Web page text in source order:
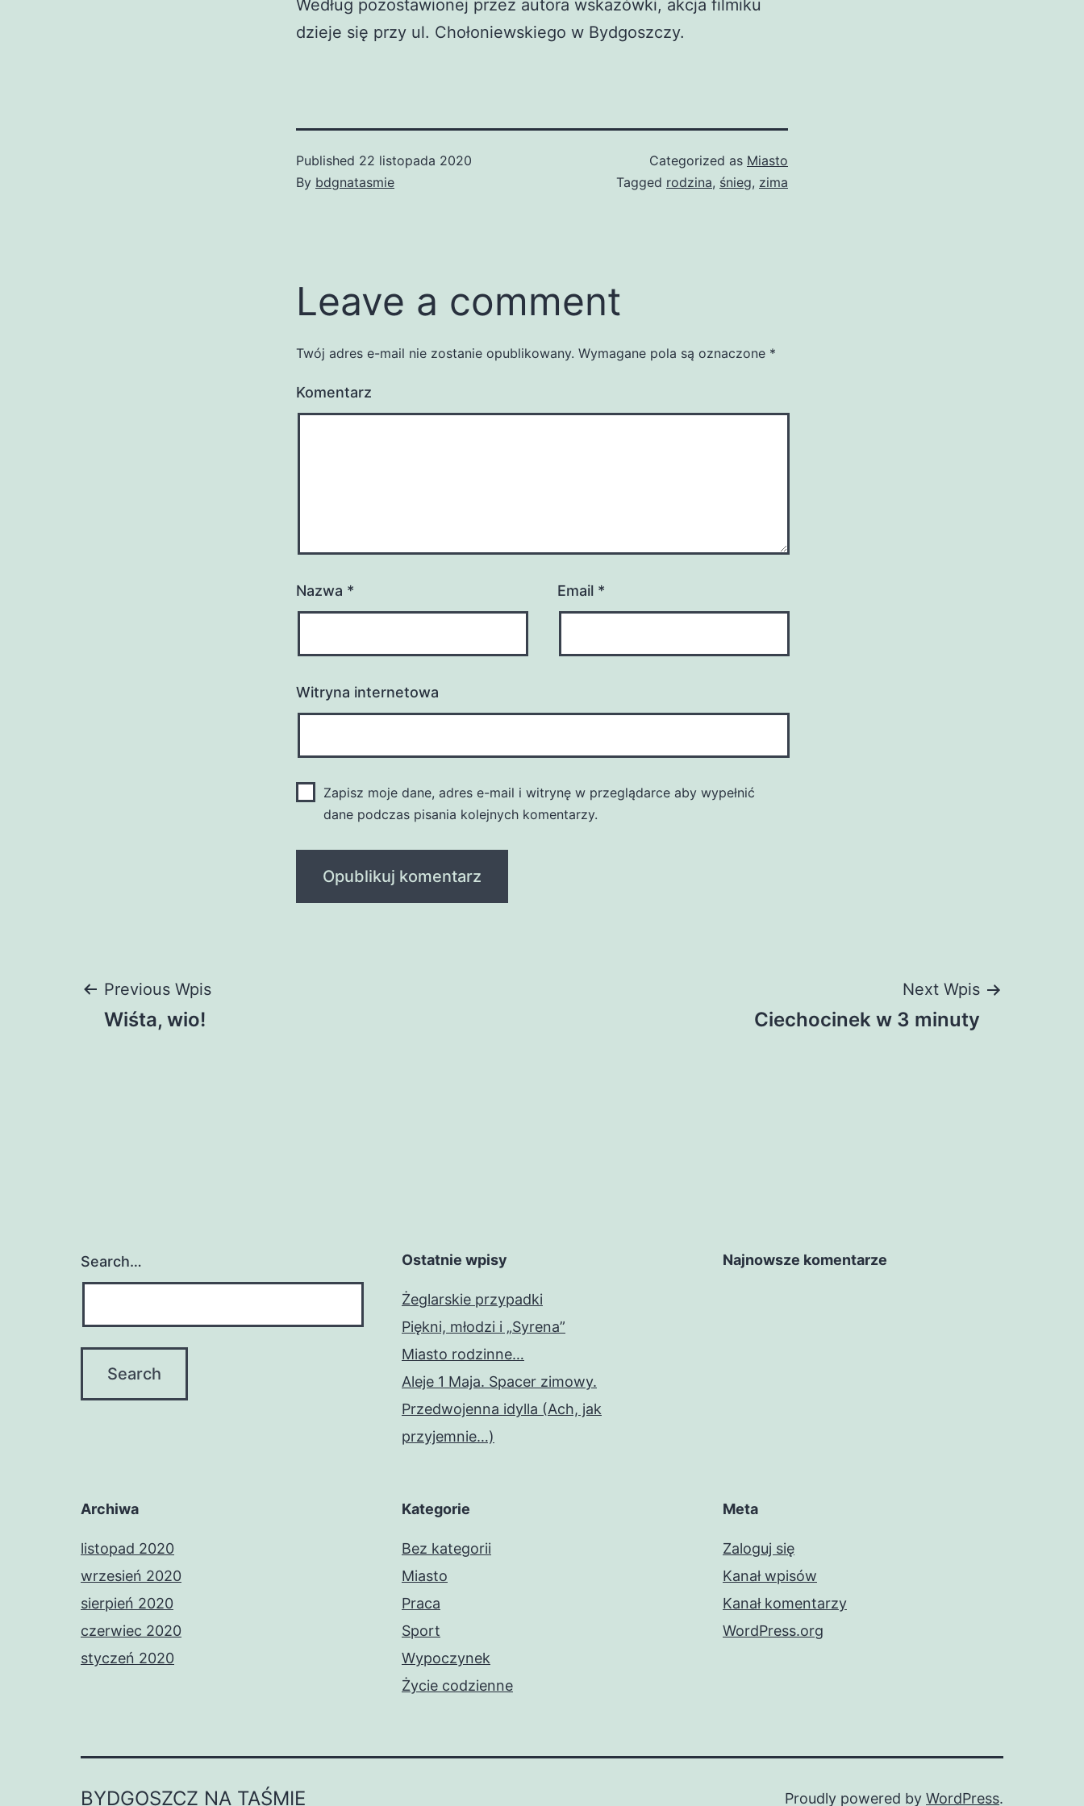
Według pozostawionej przez autora wskazówki, akcja filmiku
dzieje się przy ul. Chołoniewskiego w Bydgoszczy.
Published 22 listopada 2020
By bdgnatasmie
Categorized as Miasto
Tagged rodzina, śnieg, zima
Leave a comment
Twój adres e-mail nie zostanie opublikowany. Wymagane pola są oznaczone *
Komentarz
Nazwa * Email *
Witryna internetowa
Zapisz moje dane, adres e-mail i witrynę w przeglądarce aby wypełnić
dane podczas pisania kolejnych komentarzy.
Nawigacja
Previous Wpis
Wiśta, wio!
Next Wpis
Ciechocinek w 3 minuty
Search… Ostatnie wpisy
Żeglarskie przypadki
Piękni, młodzi i „Syrena”
Miasto rodzinne…
Aleje 1 Maja. Spacer zimowy.
Przedwojenna idylla (Ach, jak
przyjemnie…)
Najnowsze komentarze
Archiwa
listopad 2020
wrzesień 2020
sierpień 2020
czerwiec 2020
styczeń 2020
Kategorie
Bez kategorii
Miasto
Praca
Sport
Wypoczynek
Życie codzienne
Meta
Zaloguj się
Kanał wpisów
Kanał komentarzy
WordPress.org
BYDGOSZCZ NA TAŚMIE Proudly powered by WordPress.